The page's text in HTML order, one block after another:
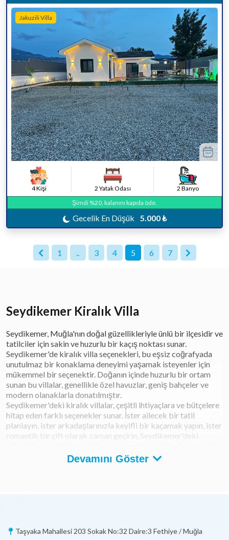
Jakuzili Villa
4 Kişi 2 Yatak Odası
2 Banyo
Şimdi %20, kalanını kapıda öde.
Gecelik En Düşük 5.000 ₺
1 .. 3 4 5 6 7
Seydikemer Kiralık Villa
Seydikemer, Muğla'nın doğal güzellikleriyle ünlü bir ilçesidir ve
tatilciler için sakin ve huzurlu bir kaçış noktası sunar.
Seydikemer'de kiralık villa seçenekleri, bu eşsiz coğrafyada
unutulmaz bir konaklama deneyimi yaşamak isteyenler için
mükemmel bir seçenektir. Doğanın içinde huzurlu bir ortam
sunan bu villalar, genellikle özel havuzlar, geniş bahçeler ve
modern olanaklarla donatılmıştır.
Seydikemer'deki kiralık villalar, çeşitli ihtiyaçlara ve bütçelere
hitap eden farklı seçenekler sunar. İster ailecek bir tatil
planlayın, ister arkadaşlarınızla keyifli bir kaçamak yapın, ister
romantik bir çift olarak zaman geçirin, Seydikemer'deki
yürüyüşleri, şelale ziyaretleri ve kano gibi etkinliklere katılma
şansı da bulabilirsiniz.
Seydikemer Kiralık Villa Seçenekleri
Devamını Göster
Taşyaka Mahallesi 203 Sokak No:32 Daire:3 Fethiye / Muğla